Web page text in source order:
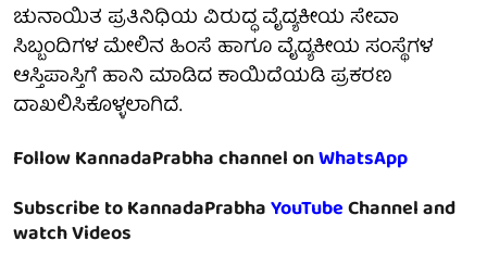
ಚುನಾಯಿತ ಪ್ರತಿನಿಧಿಯ ವಿರುದ್ಧ ವೈದ್ಯಕೀಯ ಸೇವಾ
ಸಿಬ್ಬಂದಿಗಳ ಮೇಲಿನ ಹಿಂಸೆ ಹಾಗೂ ವೈದ್ಯಕೀಯ ಸಂಸ್ಥೆಗಳ
ಆಸ್ತಿಪಾಸ್ತಿಗೆ ಹಾನಿ ಮಾಡಿದ ಕಾಯಿದೆಯಡಿ ಪ್ರಕರಣ
ದಾಖಲಿಸಿಕೊಳ್ಳಲಾಗಿದೆ.
Follow KannadaPrabha channel onWhatsApp
Subscribe to KannadaPrabhaYouTubeChannel and
watch Videos